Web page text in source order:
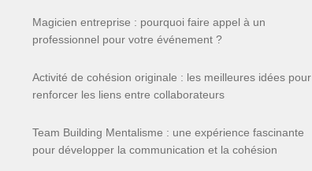
Magicien entreprise : pourquoi faire appel à un
professionnel pour votre événement ?
Activité de cohésion originale : les meilleures idées pour
renforcer les liens entre collaborateurs
Team Building Mentalisme : une expérience fascinante
pour développer la communication et la cohésion